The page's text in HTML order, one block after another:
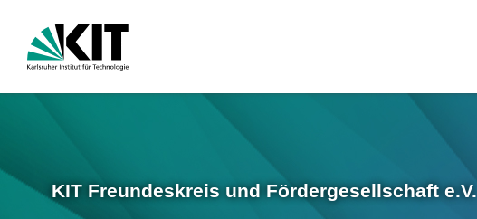
KIT Freundeskreis und Fördergesellschaft e.V.